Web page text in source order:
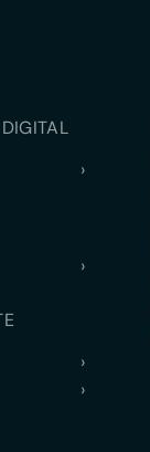
›
›
›
›